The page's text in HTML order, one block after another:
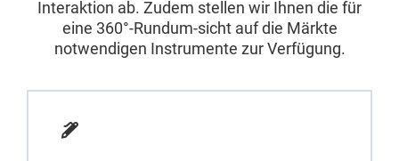
Interaktion ab. Zudem stellen wir Ihnen die für
eine 360°-Rundum-sicht auf die Märkte
notwendigen Instrumente zur Verfügung.